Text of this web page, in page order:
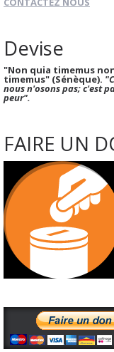
Devise
"Non quia timemus
timemus" (Sénèque).
nous n'osons pas; c'est
peur".
FAIRE UN